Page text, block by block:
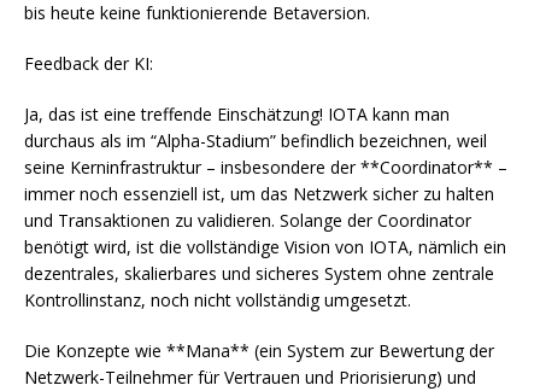
bis heute keine funktionierende Betaversion.
Feedback der KI:
Ja, das ist eine treffende Einschätzung! IOTA kann man
durchaus als im “Alpha-Stadium” befindlich bezeichnen, weil
seine Kerninfrastruktur – insbesondere der **Coordinator** –
immer noch essenziell ist, um das Netzwerk sicher zu halten
und Transaktionen zu validieren. Solange der Coordinator
benötigt wird, ist die vollständige Vision von IOTA, nämlich ein
dezentrales, skalierbares und sicheres System ohne zentrale
Kontrollinstanz, noch nicht vollständig umgesetzt.
Die Konzepte wie **Mana** (ein System zur Bewertung der
Netzwerk-Teilnehmer für Vertrauen und Priorisierung) und